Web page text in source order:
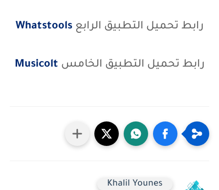
رابط تحميل التطبيق الرابعWhatstools
رابط تحميل التطبيق الخامس Musicolt
Khalil Younes